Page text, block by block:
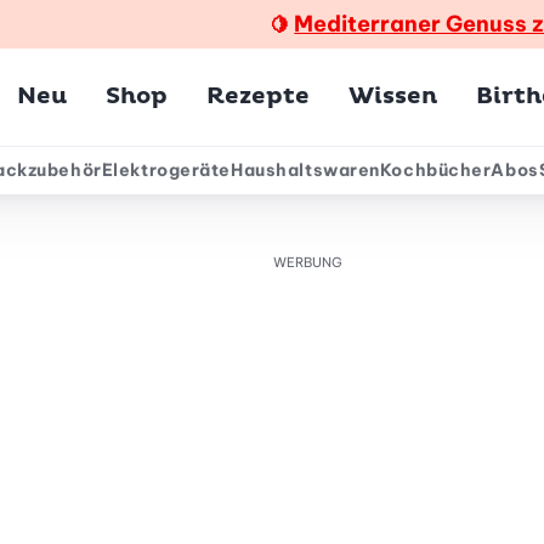
🍋 Mediterraner Genuss
Neu Shop Rezepte Wissen
ElektrogeräteHaushaltswarenKochbücherAbos
WERBUNG